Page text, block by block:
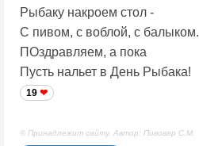
Рыбаку накроем стол -
С пивом, с воблой, с балыком.
ПОздравляем, а пока
Пусть нальет в День Рыбака!
19
© Принадлежит сайту. Автор: Пивовар С.М.